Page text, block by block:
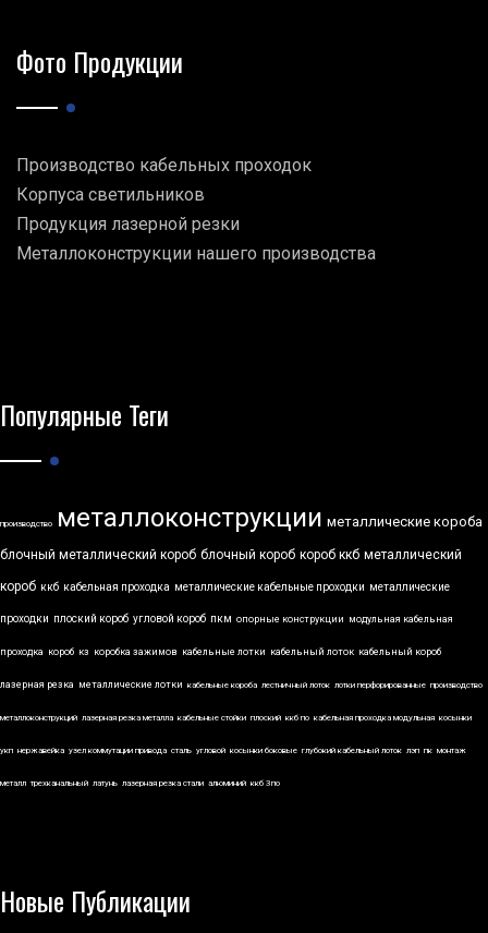
Фото Продукции
Производство кабельных проходок
Корпуса светильников
Продукция лазерной резки
Металлоконструкции нашего производства
Популярные Теги
производство металлоконструкции металлические короба
блочный металлический короб блочный короб короб ккб металлический
короб ккб кабельная проходка металлические кабельные проходки металлические
проходки плоский короб угловой короб пкм опорные конструкции модульная кабельная
проходка короб кз коробка зажимов кабельные лотки кабельный лоток кабельный короб
лазерная резка металлические лотки кабельные короба лестничный лоток лотки перфорированные производство
металлоконструкций лазерная резка металла кабельные стойки плоский ккб по кабельная проходка модульная косынки
укп нержавейка узел коммутации привода сталь угловой косынки боковые глубокий кабельный лоток лэп пк монтаж
металл трехканальный латунь лазерная резка стали алюминий ккб 3по
Новые Публикации